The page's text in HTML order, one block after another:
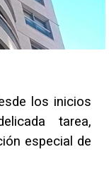
los inicios
tarea,
especial de